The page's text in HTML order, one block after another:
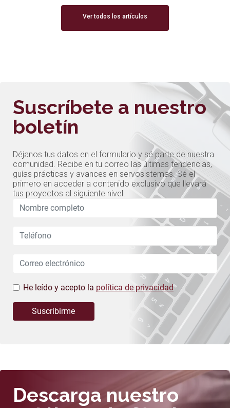
Ver todos los artículos
Suscríbete a nuestro
boletín
Déjanos tus datos en el formulario y sé parte de nuestra
comunidad. Recibe en tu correo las últimas tendencias,
guías prácticas y avances en servosistemas. Sé el
primero en acceder a contenido exclusivo que llevará
tus proyectos al siguiente nivel.
Leave
blank
He leído y acepto la política de privacidad
Suscribirme
Descarga nuestro